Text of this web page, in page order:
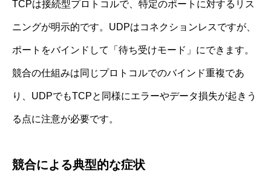
TCPは接続型プロトコルで、特定のポートに対するリス
ニングが明示的です。UDPはコネクションレスですが、
ポートをバインドして「待ち受けモード」にできます。
競合の仕組みは同じプロトコルでのバインド重複であ
り、UDPでもTCPと同様にエラーやデータ損失が起きう
る点に注意が必要です。
競合による典型的な症状